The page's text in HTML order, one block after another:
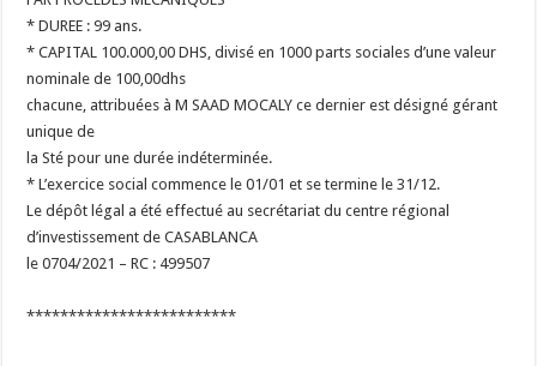
* DUREE : 99 ans.
* CAPITAL 100.000,00 DHS, divisé en 1000 parts sociales d’une valeur
nominale de 100,00dhs
chacune, attribuées à M SAAD MOCALY ce dernier est désigné gérant
unique de
la Sté pour une durée indéterminée.
* L’exercice social commence le 01/01 et se termine le 31/12.
Le dépôt légal a été effectué au secrétariat du centre régional
d’investissement de CASABLANCA
le 0704/2021 – RC : 499507
*************************